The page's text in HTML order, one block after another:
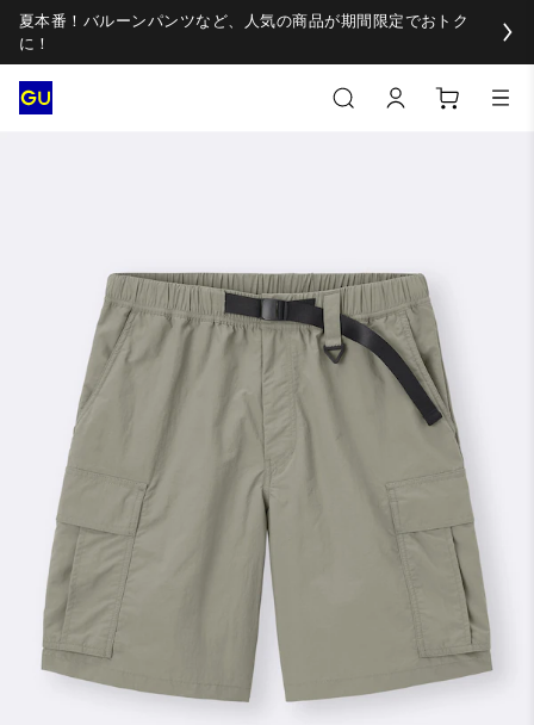
夏本番！バルーンパンツなど、人気の商品が期間限定でおトク
に！